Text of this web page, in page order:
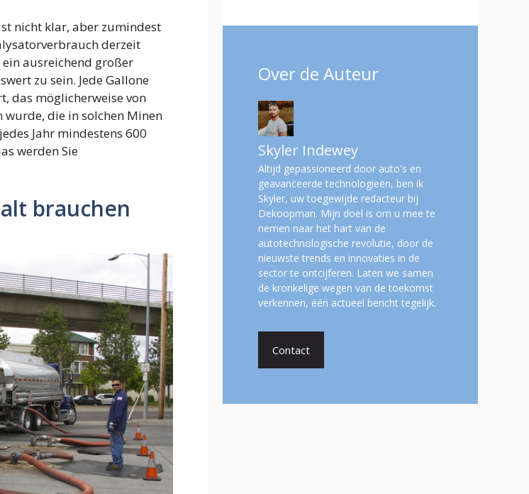
nicht klar, aber zumindest
derzeit
ausreichend großer
zu sein. Jede Gallone
das möglicherweise von
wurde, die in solchen Minen
Jahr mindestens 600
werden Sie
brauchen
Over de Auteur
Skyler Indewey
Altijd gepassioneerd door auto's en
geavanceerde technologieën, ben ik
Skyler, uw toegewijde redacteur bij
Dekoopman. Mijn doel is om u mee te
nemen naar het hart van de
autotechnologische revolutie, door de
nieuwste trends en innovaties in de
sector te ontcijferen. Laten we samen
de kronkelige wegen van de toekomst
verkennen, één actueel bericht tegelijk.
Contact